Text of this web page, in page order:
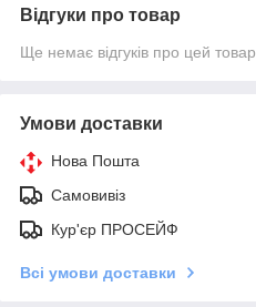
Відгуки про товар
Ще немає відгуків про цей товар
Умови доставки
Нова Пошта
Самовивіз
Кур'єр ПРОСЕЙФ
Всі умови доставки